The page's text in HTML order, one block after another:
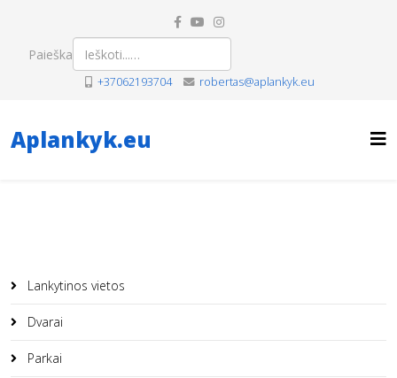
Paieška
+37062193704 robertas@aplankyk.eu
Aplankyk.eu
Lankytinos vietos
Dvarai
Parkai